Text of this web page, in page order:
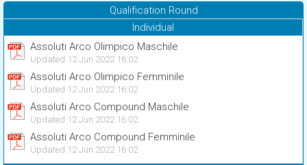
Qualification Round
Individual
Assoluti Arco Olimpico Maschile
Updated 12 Jun 2022 16:02
Assoluti Arco Olimpico Femminile
Updated 12 Jun 2022 16:02
Assoluti Arco Compound Maschile
Updated 12 Jun 2022 16:02
Assoluti Arco Compound Femminile
Updated 12 Jun 2022 16:02